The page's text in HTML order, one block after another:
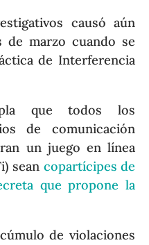
causó aún
de marzo cuando se
de Interferencia
que todos los
de comunicación
un juego en línea
sean copartícipes de
que propone la
de violaciones